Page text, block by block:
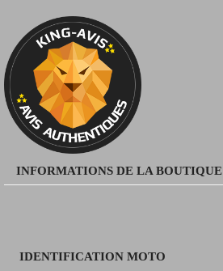
INFORMATIONS DE LA BOUTIQUE
IDENTIFICATION MOTO